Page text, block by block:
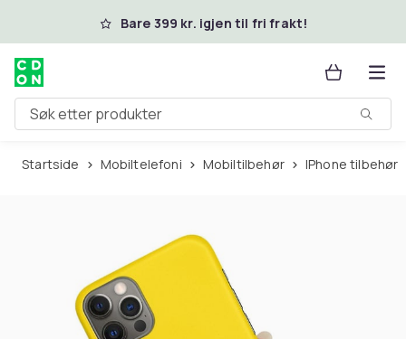
Hopp til hovedinnholdBare 399 kr. igjen til fri frakt!
Søk etter produkter
Startside Mobiltelefoni Mobiltilbehør iPhone tilbehør